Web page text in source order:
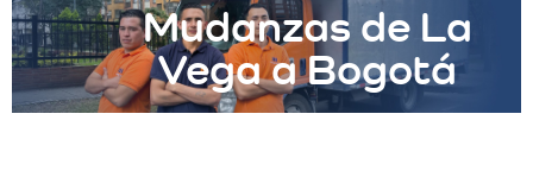
Mudanzas de La
Vega a Bogotá